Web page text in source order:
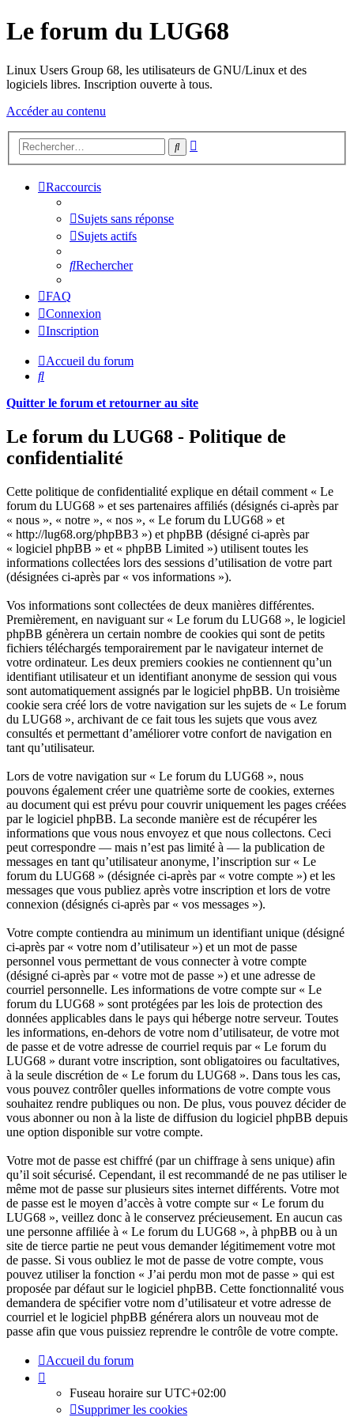
Le forum du LUG68
Linux Users Group 68, les utilisateurs de GNU/Linux et des
logiciels libres. Inscription ouverte à tous.
Accéder au contenu
Rechercher
Raccourcis
Sujets sans réponse
Sujets actifs
Rechercher
FAQ
Connexion
Inscription
Accueil du forum
Rechercher
Quitter le forum et retourner au site
Le forum du LUG68 - Politique de
confidentialité
Cette politique de confidentialité explique en détail comment « Le
forum du LUG68 » et ses partenaires affiliés (désignés ci-après par
« nous », « notre », « nos », « Le forum du LUG68 » et
« http://lug68.org/phpBB3 ») et phpBB (désigné ci-après par
« logiciel phpBB » et « phpBB Limited ») utilisent toutes les
informations collectées lors des sessions d’utilisation de votre part
(désignées ci-après par « vos informations »).
Vos informations sont collectées de deux manières différentes.
Premièrement, en naviguant sur « Le forum du LUG68 », le logiciel
phpBB génèrera un certain nombre de cookies qui sont de petits
fichiers téléchargés temporairement par le navigateur internet de
votre ordinateur. Les deux premiers cookies ne contiennent qu’un
identifiant utilisateur et un identifiant anonyme de session qui vous
sont automatiquement assignés par le logiciel phpBB. Un troisième
cookie sera créé lors de votre navigation sur les sujets de « Le forum
du LUG68 », archivant de ce fait tous les sujets que vous avez
consultés et permettant d’améliorer votre confort de navigation en
tant qu’utilisateur.
Lors de votre navigation sur « Le forum du LUG68 », nous
pouvons également créer une quatrième sorte de cookies, externes
au document qui est prévu pour couvrir uniquement les pages créées
par le logiciel phpBB. La seconde manière est de récupérer les
informations que vous nous envoyez et que nous collectons. Ceci
peut correspondre — mais n’est pas limité à — la publication de
messages en tant qu’utilisateur anonyme, l’inscription sur « Le
forum du LUG68 » (désignée ci-après par « votre compte ») et les
messages que vous publiez après votre inscription et lors de votre
connexion (désignés ci-après par « vos messages »).
Votre compte contiendra au minimum un identifiant unique (désigné
ci-après par « votre nom d’utilisateur ») et un mot de passe
personnel vous permettant de vous connecter à votre compte
(désigné ci-après par « votre mot de passe ») et une adresse de
courriel personnelle. Les informations de votre compte sur « Le
forum du LUG68 » sont protégées par les lois de protection des
données applicables dans le pays qui héberge notre serveur. Toutes
les informations, en-dehors de votre nom d’utilisateur, de votre mot
de passe et de votre adresse de courriel requis par « Le forum du
LUG68 » durant votre inscription, sont obligatoires ou facultatives,
à la seule discrétion de « Le forum du LUG68 ». Dans tous les cas,
vous pouvez contrôler quelles informations de votre compte vous
souhaitez rendre publiques ou non. De plus, vous pouvez décider de
vous abonner ou non à la liste de diffusion du logiciel phpBB depuis
une option disponible sur votre compte.
Votre mot de passe est chiffré (par un chiffrage à sens unique) afin
qu’il soit sécurisé. Cependant, il est recommandé de ne pas utiliser le
même mot de passe sur plusieurs sites internet différents. Votre mot
de passe est le moyen d’accès à votre compte sur « Le forum du
LUG68 », veillez donc à le conservez précieusement. En aucun cas
une personne affiliée à « Le forum du LUG68 », à phpBB ou à un
site de tierce partie ne peut vous demander légitimement votre mot
de passe. Si vous oubliez le mot de passe de votre compte, vous
pouvez utiliser la fonction « J’ai perdu mon mot de passe » qui est
proposée par défaut sur le logiciel phpBB. Cette fonctionnalité vous
demandera de spécifier votre nom d’utilisateur et votre adresse de
courriel et le logiciel phpBB générera alors un nouveau mot de
passe afin que vous puissiez reprendre le contrôle de votre compte.
Accueil du forum
Fuseau horaire surUTC+02:00
Supprimer les cookies